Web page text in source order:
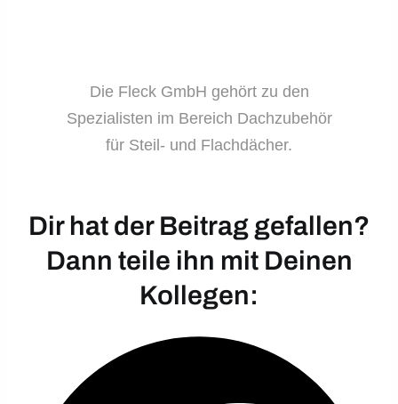
Die Fleck GmbH gehört zu den
Spezialisten im Bereich Dachzubehör
für Steil- und Flachdächer.
Dir hat der Beitrag gefallen?
Dann teile ihn mit Deinen
Kollegen: